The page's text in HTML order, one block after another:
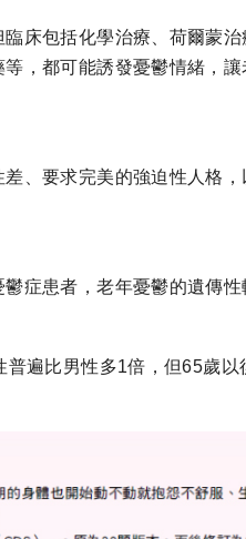
床包括化學治療、荷爾蒙治
，都可能誘發憂鬱情緒，
、要求完美的強迫性人格
症患者，老年憂鬱的遺傳性
遍比男性多1倍，但65歲以